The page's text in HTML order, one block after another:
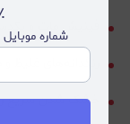
فینیش مات و
خشک شدن سریع
شماره